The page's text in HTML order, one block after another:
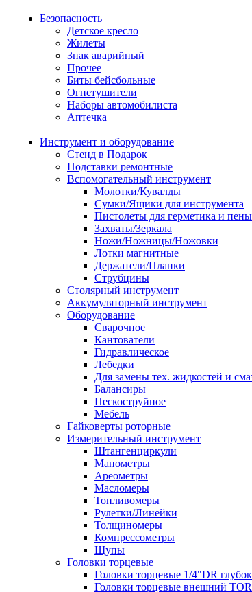
Безопасность
Детское кресло
Жилеты
Знак аварийный
Прочее
Биты бейсбольные
Огнетушители
Наборы автомобилиста
Аптечка
Инструмент и оборудование
Стенд в Подарок
Подставки ремонтные
Вспомогательный инструмент
Молотки/Кувалды
Сумки/Ящики для инструмента
Пистолеты для герметика и пены
Захваты/Зеркала
Ножи/Ножницы/Ножовки
Лотки магнитные
Держатели/Планки
Струбцины
Столярный инструмент
Аккумуляторный инструмент
Оборудование
Сварочное
Кантователи
Гидравлическое
Лебедки
Для замены тех. жидкостей и
Балансиры
Пескоструйное
Мебель
Гайковерты роторные
Измерительный инструмент
Штангенциркули
Манометры
Ареометры
Масломеры
Топливомеры
Рулетки/Линейки
Толщиномеры
Компрессометры
Щупы
Головки торцевые
Головки торцевые 1/4"DR
Головки торцевые внешний